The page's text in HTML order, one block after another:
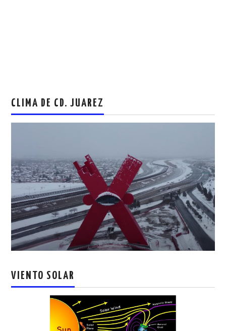
CLIMA DE CD. JUAREZ
VIENTO SOLAR